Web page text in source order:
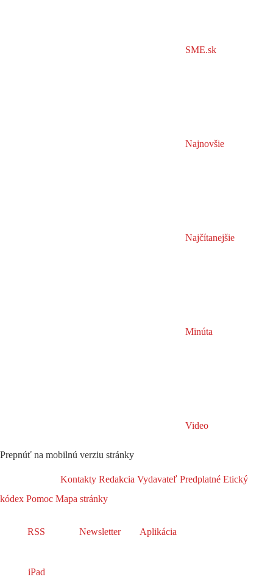
SME.sk
Najnovšie
Najčítanejšie
Minúta
Video
Prepnúť na mobilnú verziu stránky
Kontakty Redakcia Vydavateľ Predplatné Etický
kódex Pomoc Mapa stránky
RSS Newsletter Aplikácia
iPad